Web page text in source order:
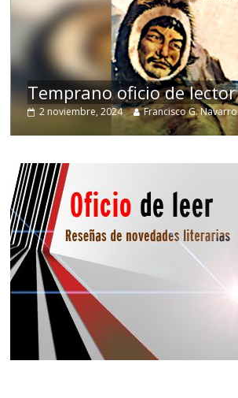
Temprano oficio de lector
2 noviembre, 2024 Francisco G. Navarro